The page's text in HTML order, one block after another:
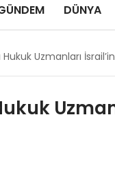
DÜNYA
Hukuk Uzmanları